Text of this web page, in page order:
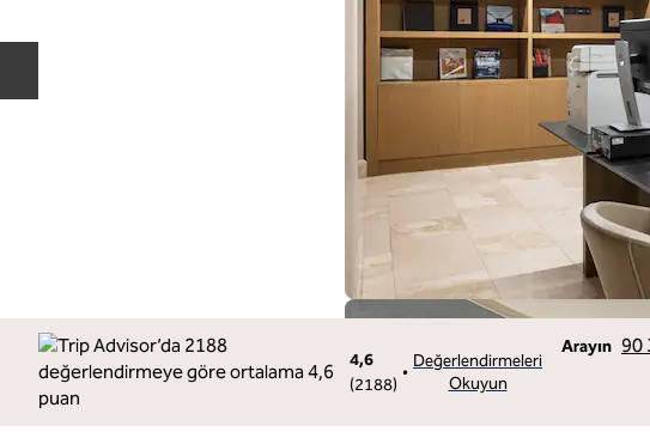
4,6
(2188)
•
Değerlendirmeleri
Okuyun
Arayın
+ 90